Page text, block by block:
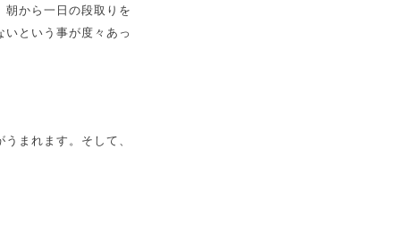
朝から一日の段取りを
という事が度々あっ
まれます。そして、